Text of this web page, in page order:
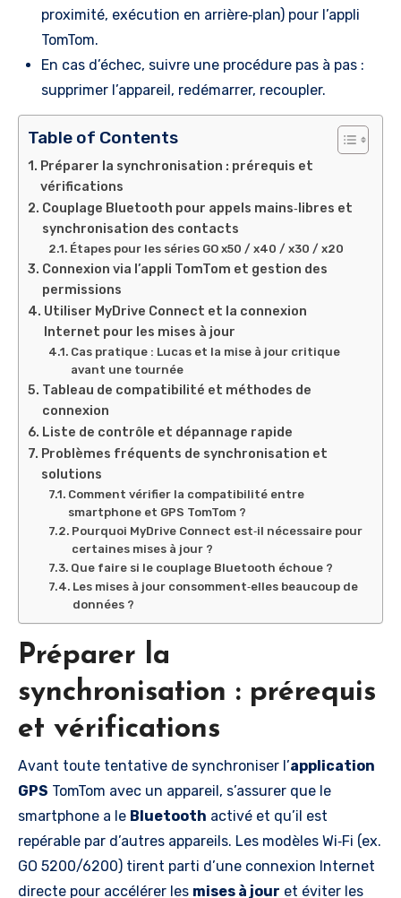
proximité, exécution en arrière‑plan) pour l’appli
TomTom.
En cas d’échec, suivre une procédure pas à pas :
supprimer l’appareil, redémarrer, recoupler.
Table of Contents
Préparer la synchronisation : prérequis et
vérifications
Couplage Bluetooth pour appels mains‑libres et
synchronisation des contacts
Étapes pour les séries GO x50 / x40 / x30 / x20
Connexion via l’appli TomTom et gestion des
permissions
Utiliser MyDrive Connect et la connexion
Internet pour les mises à jour
Cas pratique : Lucas et la mise à jour critique
avant une tournée
Tableau de compatibilité et méthodes de
connexion
Liste de contrôle et dépannage rapide
Problèmes fréquents de synchronisation et
solutions
Comment vérifier la compatibilité entre
smartphone et GPS TomTom ?
Pourquoi MyDrive Connect est‑il nécessaire pour
certaines mises à jour ?
Que faire si le couplage Bluetooth échoue ?
Les mises à jour consomment‑elles beaucoup de
données ?
Préparer la
synchronisation : prérequis
et vérifications
Avant toute tentative de synchroniser l’application
GPS TomTom avec un appareil, s’assurer que le
smartphone a le Bluetooth activé et qu’il est
repérable par d’autres appareils. Les modèles Wi‑Fi (ex.
GO 5200/6200) tirent parti d’une connexion Internet
directe pour accélérer les mises à jour et éviter les